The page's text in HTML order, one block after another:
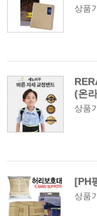
상품
(온
상품
[PH
상품